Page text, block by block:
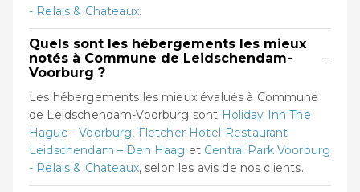
- Relais & Chateaux.
Quels sont les hébergements les mieux
notés à Commune de Leidschendam-
Voorburg ?
−
Les hébergements les mieux évalués à Commune
de Leidschendam-Voorburg sont Holiday Inn The
Hague - Voorburg, Fletcher Hotel-Restaurant
Leidschendam – Den Haag et Central Park Voorburg
- Relais & Chateaux, selon les avis de nos clients.